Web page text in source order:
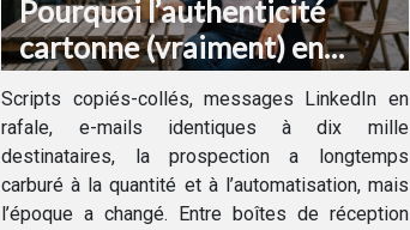
Pourquoi l’authenticité
cartonne (vraiment) en
prospection
Scripts copiés-collés, messages LinkedIn en
rafale, e-mails identiques à dix mille
destinataires, la prospection a longtemps
carburé à la quantité et à l’automatisation, mais
l’époque a changé. Entre boîtes de réception